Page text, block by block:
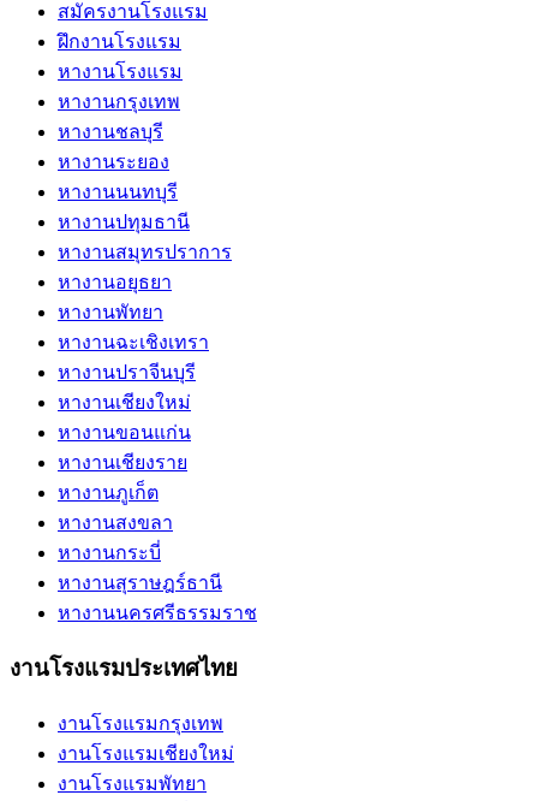
สมัครงานโรงแรม
ฝึกงานโรงแรม
หางานโรงแรม
หางานกรุงเทพ
หางานชลบุรี
หางานระยอง
หางานนนทบุรี
หางานปทุมธานี
หางานสมุทรปราการ
หางานอยุธยา
หางานพัทยา
หางานฉะเชิงเทรา
หางานปราจีนบุรี
หางานเชียงใหม่
หางานขอนแก่น
หางานเชียงราย
หางานภูเก็ต
หางานสงขลา
หางานกระบี่
หางานสุราษฎร์ธานี
หางานนครศรีธรรมราช
งานโรงแรมประเทศไทย
งานโรงแรมกรุงเทพ
งานโรงแรมเชียงใหม่
งานโรงแรมพัทยา